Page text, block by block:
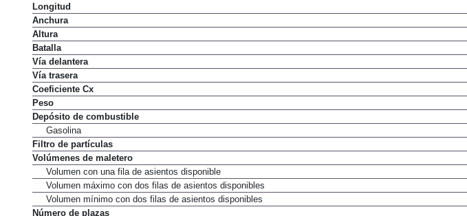
Longitud
Anchura
Altura
Batalla
Vía delantera
Vía trasera
Coeficiente Cx
Peso
Depósito de combustible
Gasolina
Filtro de partículas
Volúmenes de maletero
Volumen con una fila de asientos disponible
Volumen máximo con dos filas de asientos disponibles
Volumen mínimo con dos filas de asientos disponibles
Número de plazas